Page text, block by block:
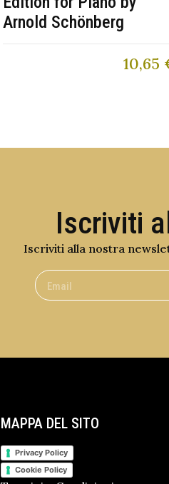
Arnold Schönberg
10,65
Iscriviti
Iscriviti alla nostra
MAPPA DEL SITO
Privacy Policy
Cookie Policy